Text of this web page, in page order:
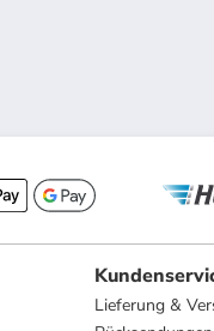
Lieferung &